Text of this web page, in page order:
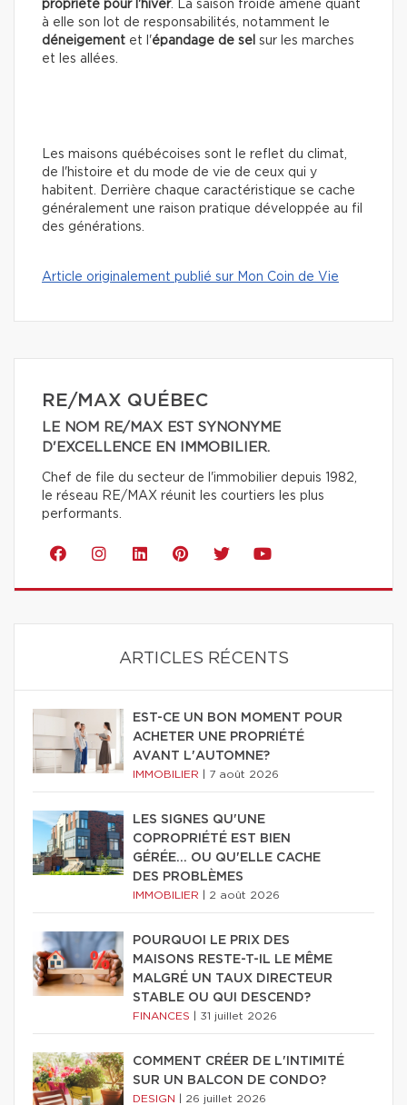
propriété pour l'hiver. La saison froide amène quant
à elle son lot de responsabilités, notamment le
déneigement et l'épandage de sel sur les marches
et les allées.
Les maisons québécoises sont le reflet du climat,
de l'histoire et du mode de vie de ceux qui y
habitent. Derrière chaque caractéristique se cache
généralement une raison pratique développée au fil
des générations.
Article originalement publié sur Mon Coin de Vie
RE/MAX QUÉBEC
LE NOM RE/MAX EST SYNONYME
D'EXCELLENCE EN IMMOBILIER.
Chef de file du secteur de l'immobilier depuis 1982,
le réseau RE/MAX réunit les courtiers les plus
performants.
ARTICLES RÉCENTS
EST-CE UN BON MOMENT POUR
ACHETER UNE PROPRIÉTÉ
AVANT L'AUTOMNE?
IMMOBILIER 7 août 2026
LES SIGNES QU'UNE
COPROPRIÉTÉ EST BIEN
GÉRÉE… OU QU'ELLE CACHE
DES PROBLÈMES
IMMOBILIER 2 août 2026
POURQUOI LE PRIX DES
MAISONS RESTE-T-IL LE MÊME
MALGRÉ UN TAUX DIRECTEUR
STABLE OU QUI DESCEND?
FINANCES 31 juillet 2026
COMMENT CRÉER DE L'INTIMITÉ
SUR UN BALCON DE CONDO?
DESIGN 26 juillet 2026